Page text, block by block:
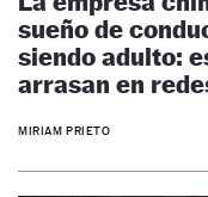
sueño de
siendo adulto:
arrasan en
MIRIAM PRIETO